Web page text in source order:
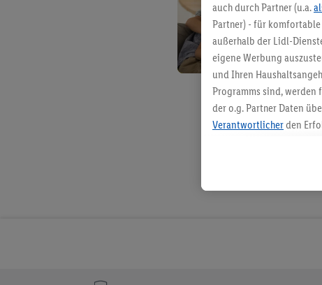
auch durch Partner (u.a.
Partner) - für
außerhalb der Lidl-
eigene Werbung
und Ihren
Programms sind, werden
der o.g. Partner Daten
Verantwortlicherden
angereicherten
Kaufverhalten in den
genauen Standortdaten)
Erfolgsmessung der
Sicherung und